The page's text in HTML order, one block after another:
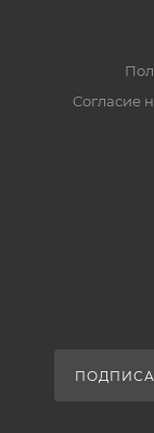
Cогласие